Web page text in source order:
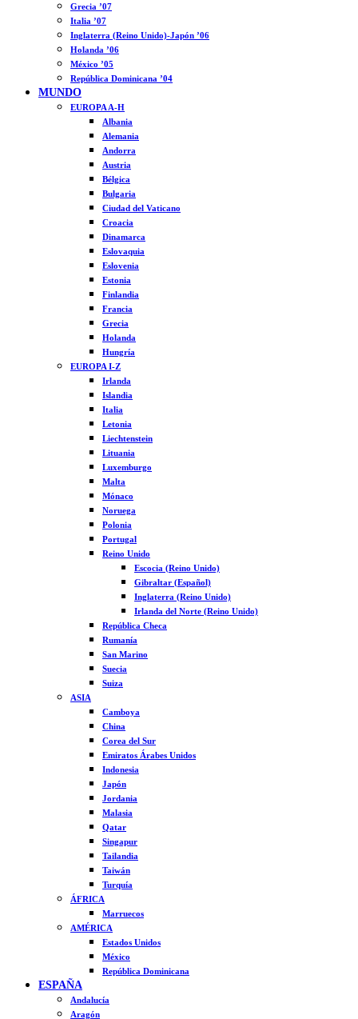
Grecia ’07
Italia ’07
Inglaterra (Reino Unido)-Japón ’06
Holanda ’06
México ’05
República Dominicana ’04
MUNDO
EUROPA A-H
Albania
Alemania
Andorra
Austria
Bélgica
Bulgaria
Ciudad del Vaticano
Croacia
Dinamarca
Eslovaquia
Eslovenia
Estonia
Finlandia
Francia
Grecia
Holanda
Hungría
EUROPA I-Z
Irlanda
Islandia
Italia
Letonia
Liechtenstein
Lituania
Luxemburgo
Malta
Mónaco
Noruega
Polonia
Portugal
Reino Unido
Escocia (Reino Unido)
Gibraltar (Español)
Inglaterra (Reino Unido)
Irlanda del Norte (Reino Unido)
República Checa
Rumanía
San Marino
Suecia
Suiza
ASIA
Camboya
China
Corea del Sur
Emiratos Árabes Unidos
Indonesia
Japón
Jordania
Malasia
Qatar
Singapur
Tailandia
Taiwán
Turquía
ÁFRICA
Marruecos
AMÉRICA
Estados Unidos
México
República Dominicana
ESPAÑA
Andalucía
Aragón